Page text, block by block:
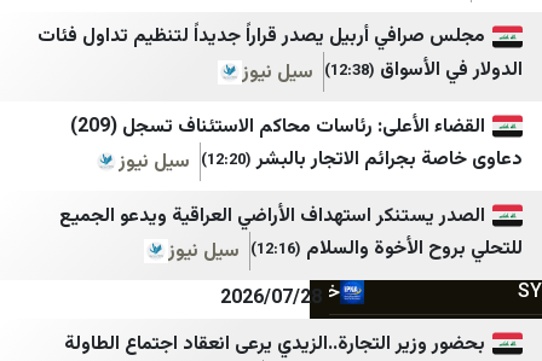
خبرگزاری خبرآنلاین
خبرگزاری دانشجو
خبرگزاری دفاع مقدس
خبرگزاری رسا
خبرگزاری موج
خبرگزاری میزان
خبرگزاری ورزش ایران
درباره پیشخوان
مصدر الإخبارية
إذاعة صوت الغد
قدس برس
جريدة القدس
صفا
وكالة خبر
أربيل يصدر قراراً جديداً لتنظيم تداول فئات
(12:38)
سيل نيوز
القضاء الأعلى: رئاسات محاكم الاستئناف تسجل (209)
الاتجار بالبشر (12:20)
سيل نيوز
استهداف الأراضي العراقية ويدعو الجميع
والسلام (12:16)
سيل نيوز
2026/07/28
التجارة..الزيدي يرعى انعقاد اجتماع الطاولة